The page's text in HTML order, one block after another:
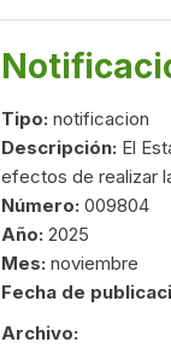
Tipo: notificacion
Descripción: El
efectos de realizar
Número: 009804
Año: 2025
Mes: noviembre
Fecha de
Archivo: